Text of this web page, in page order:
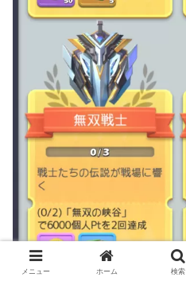
メニュー ホーム 検索